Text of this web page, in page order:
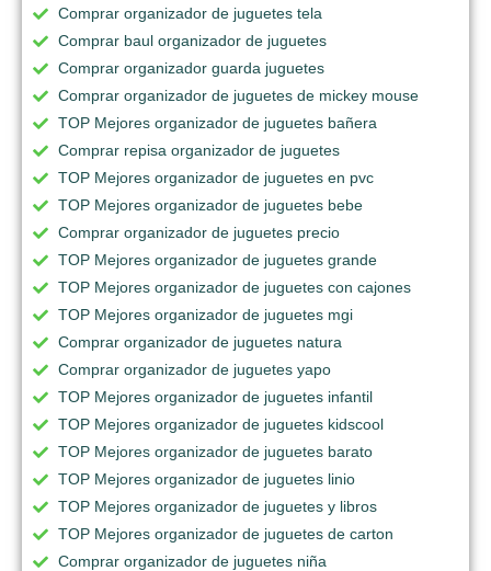
Comprar organizador de juguetes tela
Comprar baul organizador de juguetes
Comprar organizador guarda juguetes
Comprar organizador de juguetes de mickey mouse
TOP Mejores organizador de juguetes bañera
Comprar repisa organizador de juguetes
TOP Mejores organizador de juguetes en pvc
TOP Mejores organizador de juguetes bebe
Comprar organizador de juguetes precio
TOP Mejores organizador de juguetes grande
TOP Mejores organizador de juguetes con cajones
TOP Mejores organizador de juguetes mgi
Comprar organizador de juguetes natura
Comprar organizador de juguetes yapo
TOP Mejores organizador de juguetes infantil
TOP Mejores organizador de juguetes kidscool
TOP Mejores organizador de juguetes barato
TOP Mejores organizador de juguetes linio
TOP Mejores organizador de juguetes y libros
TOP Mejores organizador de juguetes de carton
Comprar organizador de juguetes niña